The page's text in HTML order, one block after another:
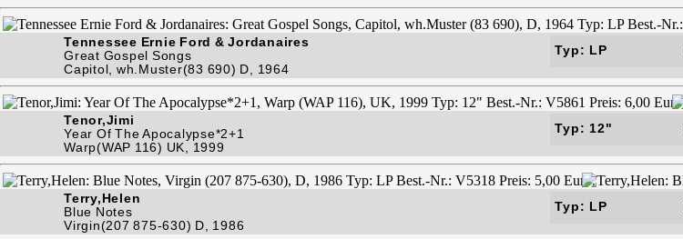
Tennessee Ernie Ford & Jordanaires
Great Gospel Songs
Capitol, wh.Muster(83 690) D, 1964
Typ: LP
Tenor,Jimi
Year Of The Apocalypse*2+1
Warp(WAP 116) UK, 1999
Typ: 12"
Terry,Helen
Blue Notes
Virgin(207 875-630) D, 1986
Typ: LP